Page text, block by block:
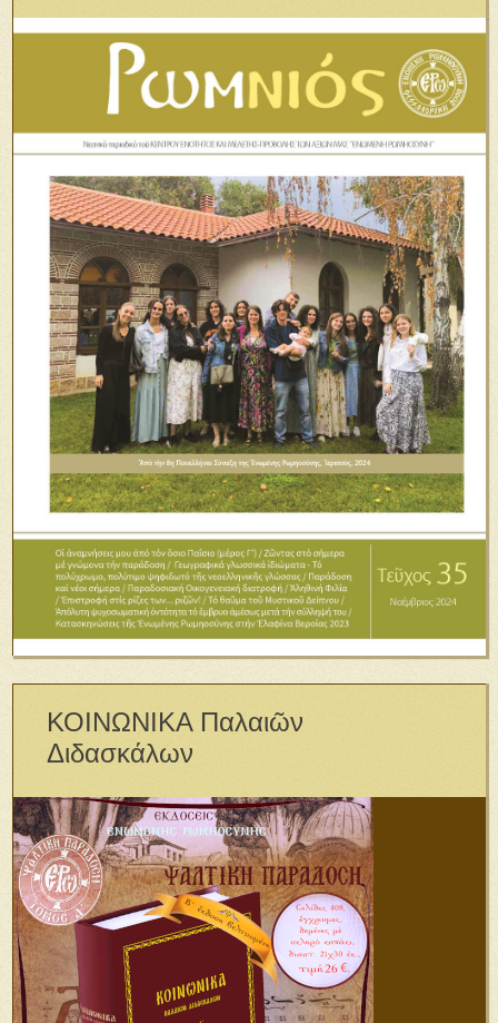
ΚΟΙΝΩΝΙΚΑ Παλαιῶν
Διδασκάλων